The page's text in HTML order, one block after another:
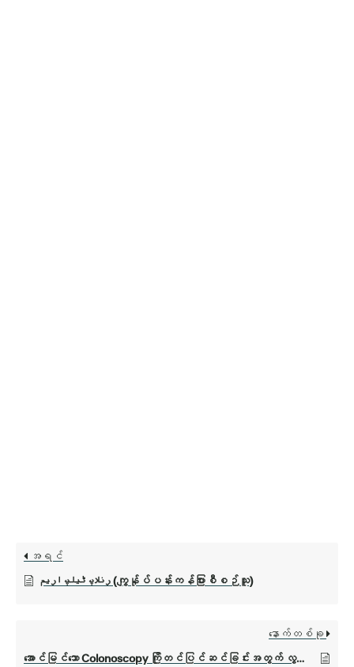
အရင်
رنلاپ ٹیلپ اریم (ကျွန်ုပ်ပန်းကန်ပြားစီစဉ်သူ)
နောက်တစ်ခု
အောင်မြင်သော Colonoscopy ကြိုတင်ပြင်ဆင်ခြင်းအတွက် လွယ်ကူသောလမ်းညွှန်